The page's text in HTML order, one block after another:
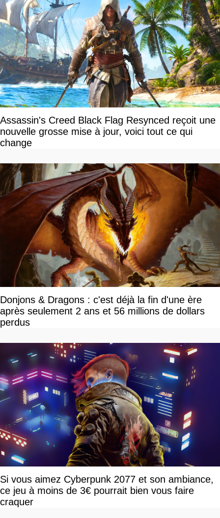
Assassin's Creed Black Flag Resynced reçoit une
nouvelle grosse mise à jour, voici tout ce qui
change
Donjons & Dragons : c'est déjà la fin d'une ère
après seulement 2 ans et 56 millions de dollars
perdus
Si vous aimez Cyberpunk 2077 et son ambiance,
ce jeu à moins de 3€ pourrait bien vous faire
craquer